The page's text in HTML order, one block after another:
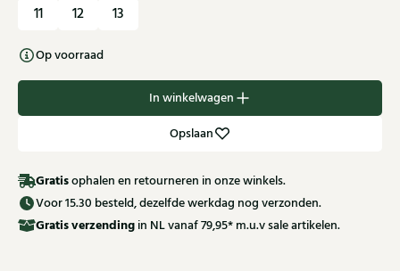
11
12 13
Op voorraad
In winkelwagen
Opslaan
Gratisophalen en retourneren in onze winkels.
Voor 15.30 besteld, dezelfde werkdag nog verzonden.
Gratisverzending in NL vanaf 79,95* m.u.v sale artikelen.